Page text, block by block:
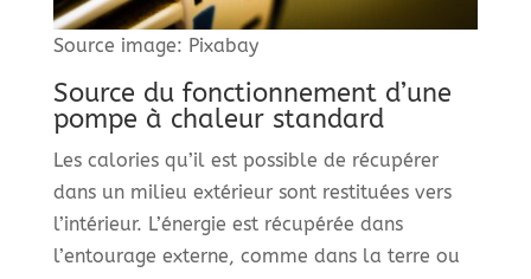
Source image: Pixabay
Source du fonctionnement d’une
pompe à chaleur standard
Les calories qu’il est possible de récupérer
dans un milieu extérieur sont restituées vers
l’intérieur. L’énergie est récupérée dans
l’entourage externe, comme dans la terre ou